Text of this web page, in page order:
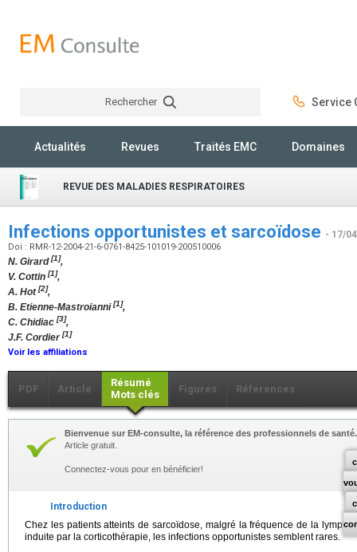
Rechercher Service
Actualités Revues Traités EMC Domaines
REVUE DES MALADIES RESPIRATOIRES
Infections opportunistes et sarcoïdose - 17/
Doi : RMR-12-2004-21-6-0761-8425-101019-200510006
N. Girard[1],
V. Cottin [1],
A. Hot[2],
B. Etienne-Mastroianni[1],
C. Chidiac [3],
J.F. Cordier[1]
Voir les affiliations
PDF Article
Résumé
Mots clés
Figures Références
Bienvenue sur EM-consulte, la référence des professionnels de santé.
Article gratuit.
Connectez-vous pour en bénéficier!
Introduction
Chez les patients atteints de sarcoïdose, malgré la fréquence de la
induite par la corticothérapie, les infections opportunistes semblent rares.